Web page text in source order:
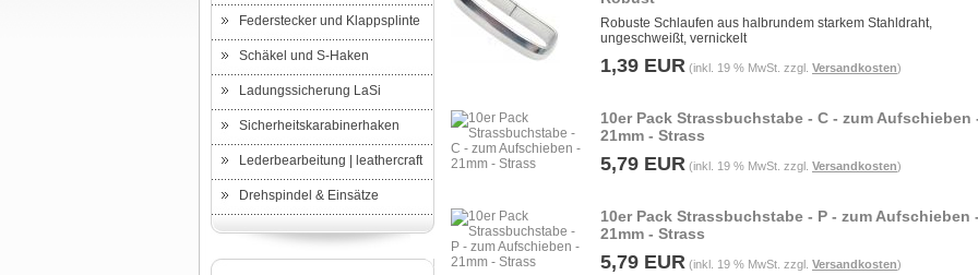
Federstecker und Klappsplinte
Schäkel und S-Haken
Ladungssicherung LaSi
Sicherheitskarabinerhaken
Lederbearbeitung | leathercraft
Drehspindel & Einsätze
Robuste Schlaufen aus halbrundem starkem Stahldraht,
ungeschweißt, vernickelt
1,39 EUR (inkl. 19 % MwSt. zzgl. Versandkosten)
10er Pack Strassbuchstabe - C - zum Aufschieben
21mm - Strass
5,79 EUR (inkl. 19 % MwSt. zzgl. Versandkosten)
10er Pack Strassbuchstabe - P - zum Aufschieben -
21mm - Strass
5,79 EUR (inkl. 19 % MwSt. zzgl. Versandkosten)